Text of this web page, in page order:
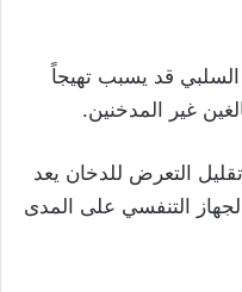
قد يسبب تهيجاً
غير المدخنين.
التعرض للدخان يعد
التنفسي على المدى